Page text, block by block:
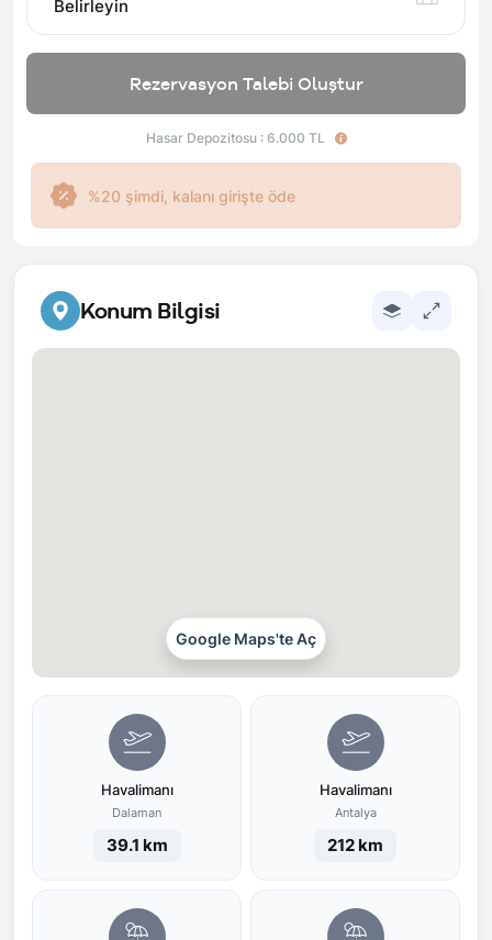
Konum Bilgisi
Google Maps'te Aç
Havalimanı
Dalaman
39.1 km
Havalimanı
Antalya
212 km
Belirleyin
Rezervasyon Talebi Oluştur
Hasar Depozitosu : 6.000 TL
%20 şimdi, kalanı girişte öde